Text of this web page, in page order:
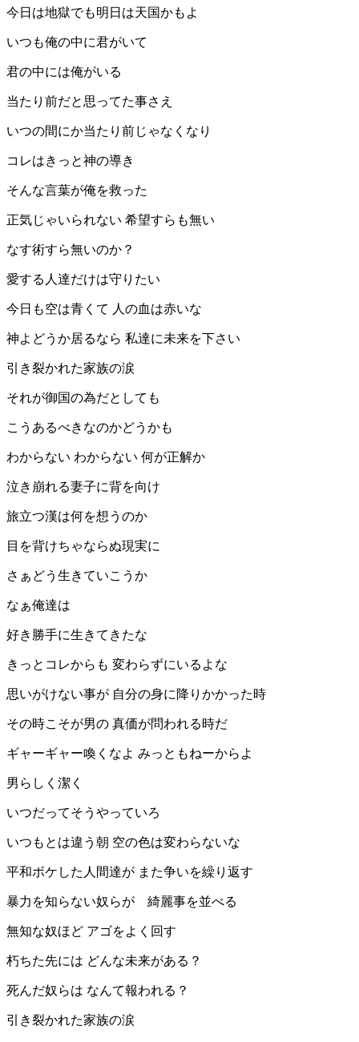
今日は地獄でも明日は天国かもよ
いつも俺の中に君がいて
君の中には俺がいる
当たり前だと思ってた事さえ
いつの間にか当たり前じゃなくなり
コレはきっと神の導き
そんな言葉が俺を救った
正気じゃいられない 希望すらも無い
なす術すら無いのか？
愛する人達だけは守りたい
今日も空は青くて 人の血は赤いな
神よどうか居るなら 私達に未来を下さい
引き裂かれた家族の涙
それが御国の為だとしても
こうあるべきなのかどうかも
わからない わからない 何が正解か
泣き崩れる妻子に背を向け
旅立つ漢は何を想うのか
目を背けちゃならぬ現実に
さぁどう生きていこうか
なぁ俺達は
好き勝手に生きてきたな
きっとコレからも 変わらずにいるよな
思いがけない事が 自分の身に降りかかった時
その時こそが男の 真価が問われる時だ
ギャーギャー喚くなよ みっともねーからよ
男らしく潔く
いつだってそうやっていろ
いつもとは違う朝 空の色は変わらないな
平和ボケした人間達が また争いを繰り返す
暴力を知らない奴らが 綺麗事を並べる
無知な奴ほど アゴをよく回す
朽ちた先には どんな未来がある？
死んだ奴らは なんて報われる？
引き裂かれた家族の涙